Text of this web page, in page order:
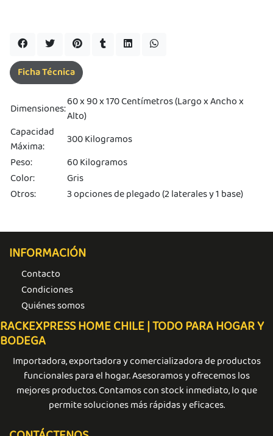
por
Dimensiones:60 x 90 x 170 Centímetros (Largo x Ancho x
Alto)
Capacidad
Máxima:
300 Kilogramos
Peso:
60 Kilogramos
Color:
Gris
Otros:
3 opciones de plegado (2 laterales y 1 base)
Ficha Técnica
INFORMACIÓN
Contacto
Condiciones
Quiénes somos
RACKEXPRESS HOME CHILE | TODO PARA HOGAR Y
BODEGA
Importadora, exportadora y comercializadora de productos
funcionales para el hogar. Asesoramos y ofrecemos los
mejores productos. Contamos con stock inmediato, lo que
permite soluciones más rápidas y eficaces.